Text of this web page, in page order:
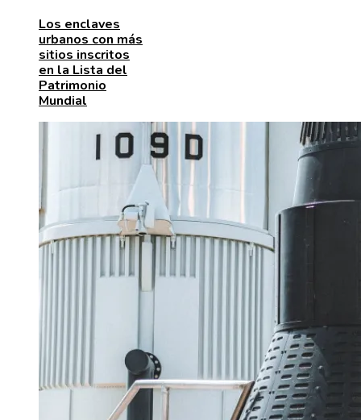
Los enclaves
urbanos con más
sitios inscritos
en la Lista del
Patrimonio
Mundial